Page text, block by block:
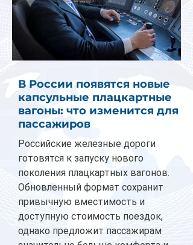
В России появятся новые
капсульные плацкартные
вагоны: что изменится для
пассажиров
Российские железные дороги
готовятся к запуску нового
поколения плацкартных вагонов.
Обновленный формат сохранит
привычную вместимость и
доступную стоимость поездок,
однако предложит пассажирам